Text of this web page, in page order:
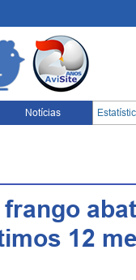
Notícias
12